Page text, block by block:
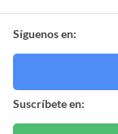
Síguenos en:
Suscríbete en: